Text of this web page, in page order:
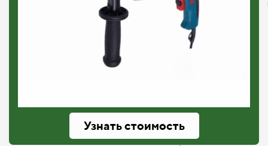
Узнать стоимость